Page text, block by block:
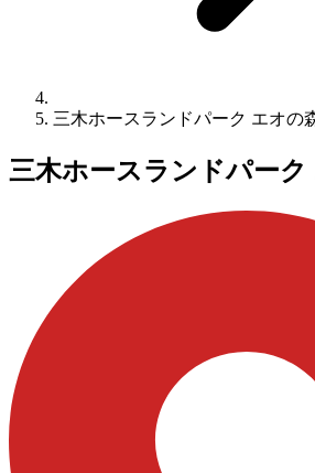
三木ホースランドパーク エオの
三木ホースランドパーク